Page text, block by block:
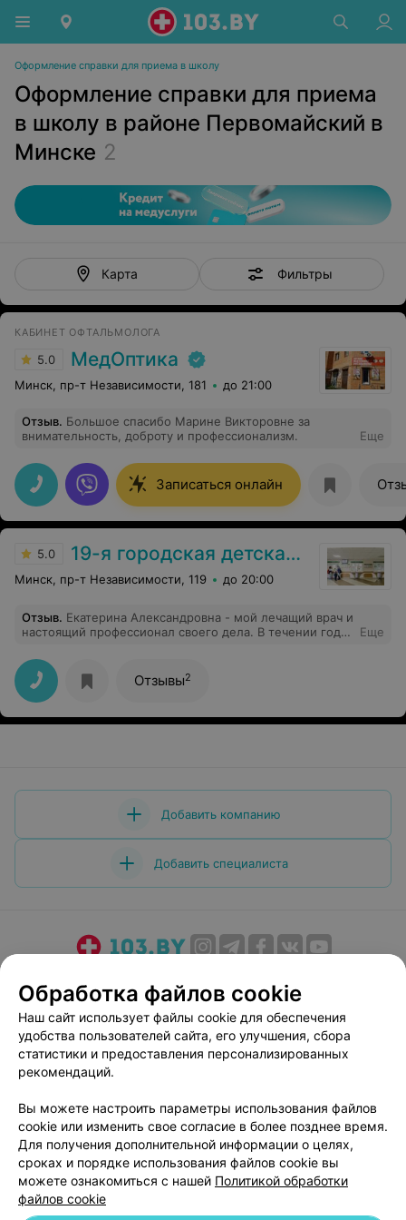
Оформление справки для приема в школу
Оформление справки для приема
в школу в районе Первомайский в
Минске 2
Карта Фильтры
КАБИНЕТ ОФТАЛЬМОЛОГА
5.0 МедОптика
Минск, пр-т Независимости, 181 до 21:00
Отзыв. Большое спасибо Марине Викторовне за
внимательность, доброту и профессионализм.
Еще
Записаться онлайн
5.0 19-я городская детская поликлиника
Минск, пр-т Независимости, 119 до 20:00
Отзыв. Екатерина Александровна - мой лечащий врач и
настоящий профессионал своего дела. В течении года
судорожного синдрома на фоне новообразования
мозга, Екатерина Александровна оперативно и
качественно оформила направление в стационар для
обследования, назначила необходимые анализы и
направления на МРТ с контрастным усилением. Даже
Еще
Отзывы2
Добавить компанию
Добавить специалиста
Медицинский маркетинг
Публичный договор
Пользовательское соглашение
Способы оплаты
Вакансии
Партнеры
Написать руководителю 103.by
Персональные настройки cookie
Обработка персональных данных
Обработка файлов cookie
Наш сайт использует файлы cookie для обеспечения
удобства пользователей сайта, его улучшения, сбора
статистики и предоставления персонализированных
рекомендаций.
Вы можете настроить параметры использования файлов
cookie или изменить свое согласие в более позднее время.
Для получения дополнительной информации о целях,
сроках и порядке использования файлов cookie вы
можете ознакомиться с нашей Политикой обработки
файлов cookie